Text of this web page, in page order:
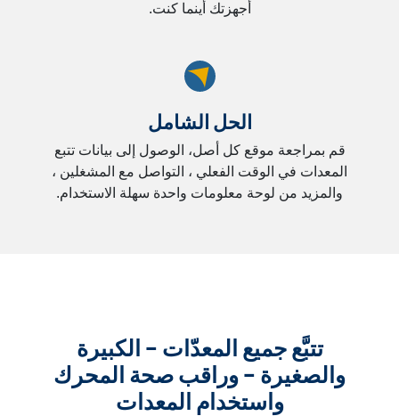
أجهزتك أينما كنت.
الحل الشامل
قم بمراجعة موقع كل أصل، الوصول إلى بيانات تتبع
المعدات في الوقت الفعلي ، التواصل مع المشغلين ،
والمزيد من لوحة معلومات واحدة سهلة الاستخدام.
تتبَّع جميع المعدّات – الكبيرة
والصغيرة – وراقب صحة المحرك
واستخدام المعدات